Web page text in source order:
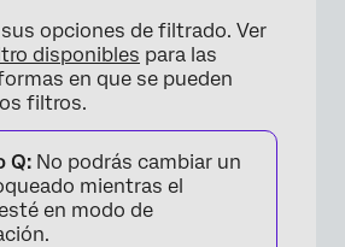
opciones de filtrado. Ver
disponibles para las
en que se pueden
filtros.
Q: No podrás cambiar un
mientras el
en modo de